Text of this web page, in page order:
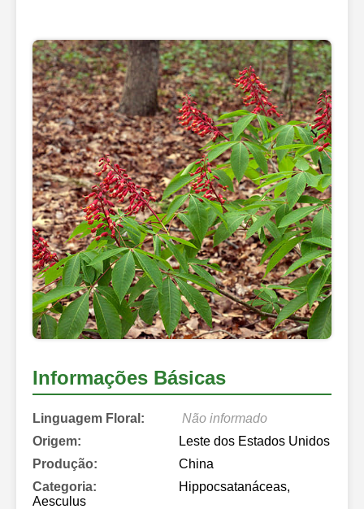
Informações Básicas
Linguagem Floral:
Não informado
Origem:
Leste dos Estados Unidos
Produção:
China
Categoria:
Hippocsatanáceas,
Aesculus